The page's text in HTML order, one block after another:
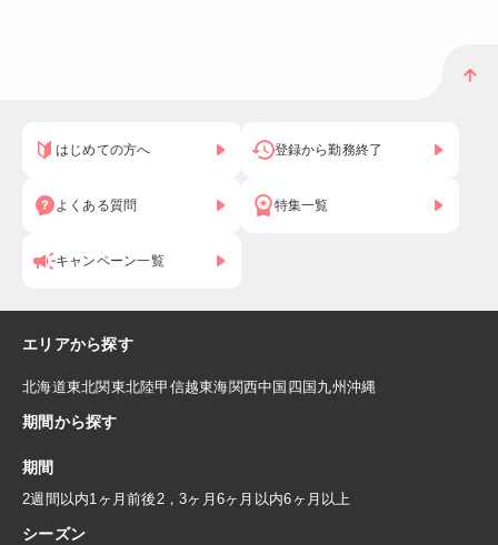
はじめての方へ 登録から勤務終了
よくある質問 特集一覧
キャンペーン一覧
エリアから探す
北海道東北関東北陸甲信越東海関西中国 四国 九州 沖縄
期間から探す
期間
2週間以内1ヶ月前後2，3ヶ月 6ヶ月以内6ヶ月以上
シーズン